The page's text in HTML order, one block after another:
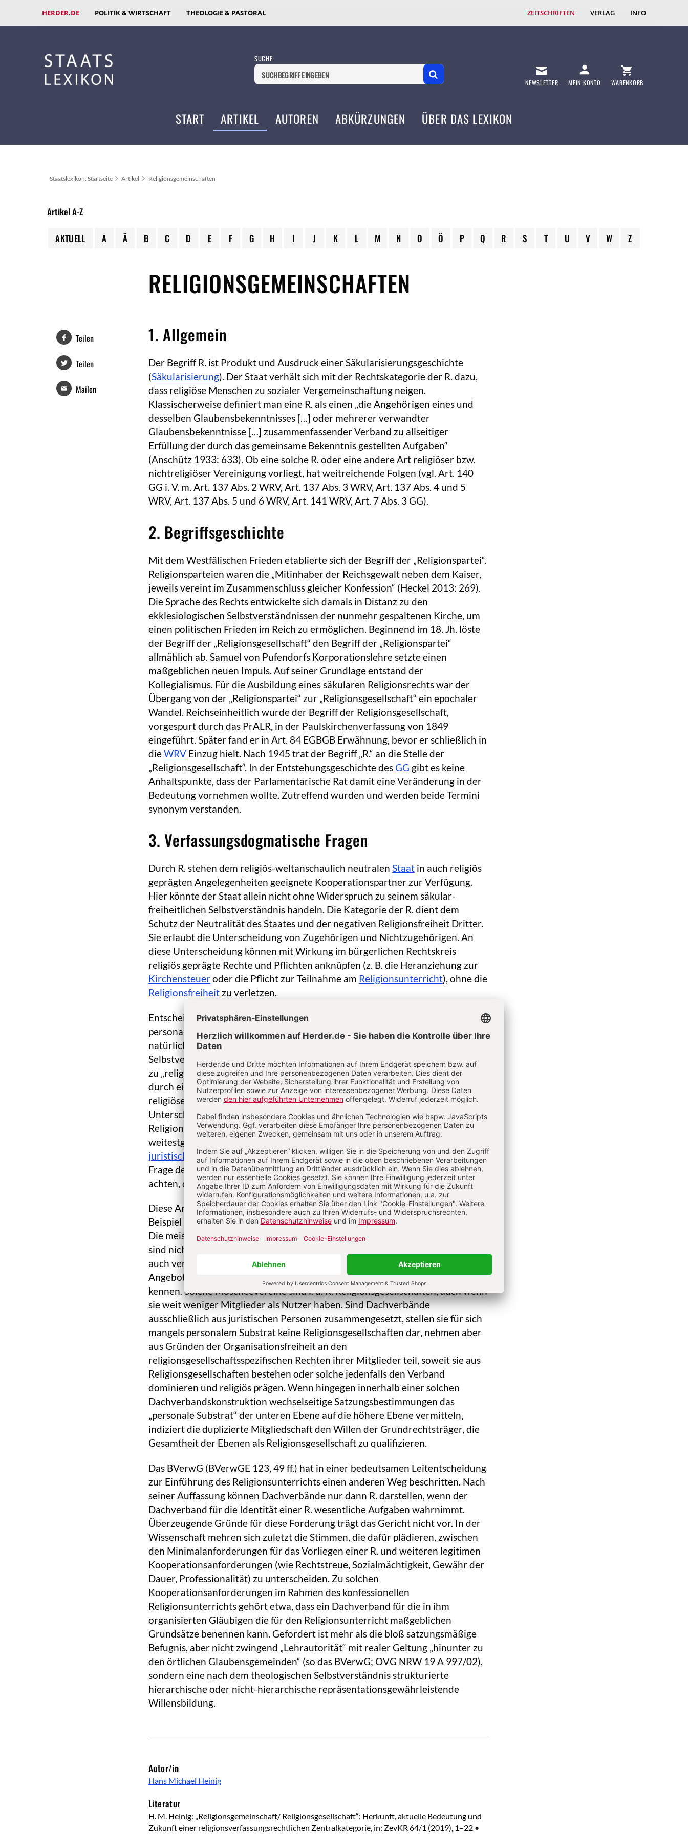
HERDER.DE POLITIK & WIRTSCHAFT THEOLOGIE & PASTORAL ZEITSCHRIFTEN VERLAG INFO
SUCHE
NEWSLETTER MEIN KONTO WARENKORB
START ARTIKEL AUTOREN ABKÜRZUNGEN ÜBER DAS LEXIKON
Staatslexikon: Startseite Artikel Religionsgemeinschaften
Artikel A-Z
AKTUELL A Ä B C D E F G H I J K L M N O Ö P Q R S T U V W Z
RELIGIONSGEMEINSCHAFTEN
1. Allgemein
Der Begriff R. ist Produkt und Ausdruck einer Säkularisierungsgeschichte
(Säkularisierung). Der Staat verhält sich mit der Rechtskategorie der R. dazu,
dass religiöse Menschen zu sozialer Vergemeinschaftung neigen.
Klassischerweise definiert man eine R. als einen „die Angehörigen eines und
desselben Glaubensbekenntnisses […] oder mehrerer verwandter
Glaubensbekenntnisse […] zusammenfassender Verband zu allseitiger
Erfüllung der durch das gemeinsame Bekenntnis gestellten Aufgaben“
(Anschütz 1933: 633). Ob eine solche R. oder eine andere Art religiöser bzw.
nichtreligiöser Vereinigung vorliegt, hat weitreichende Folgen (vgl. Art. 140
GG i. V. m. Art. 137 Abs. 2 WRV, Art. 137 Abs. 3 WRV, Art. 137 Abs. 4 und 5
WRV, Art. 137 Abs. 5 und 6 WRV, Art. 141 WRV, Art. 7 Abs. 3 GG).
2. Begriffsgeschichte
Mit dem Westfälischen Frieden etablierte sich der Begriff der „Religionspartei“.
Religionsparteien waren die „Mitinhaber der Reichsgewalt neben dem Kaiser,
jeweils vereint im Zusammenschluss gleicher Konfession“ (Heckel 2013: 269).
Die Sprache des Rechts entwickelte sich damals in Distanz zu den
ekklesiologischen Selbstverständnissen der nunmehr gespaltenen Kirche, um
einen politischen Frieden im Reich zu ermöglichen. Beginnend im 18. Jh. löste
der Begriff der „Religionsgesellschaft“ den Begriff der „Religionspartei“
allmählich ab. Samuel von Pufendorfs Korporationslehre setzte einen
maßgeblichen neuen Impuls. Auf seiner Grundlage entstand der
Kollegialismus. Für die Ausbildung eines säkularen Religionsrechts war der
Übergang von der „Religionspartei“ zur „Religionsgesellschaft“ ein epochaler
Wandel. Reichseinheitlich wurde der Begriff der Religionsgesellschaft,
vorgespurt durch das PrALR, in der Paulskirchenverfassung von 1849
eingeführt. Später fand er in Art. 84 EGBGB Erwähnung, bevor er schließlich in
dieWRVEinzug hielt. Nach 1945 trat der Begriff „R.“ an die Stelle der
„Religionsgesellschaft“. In der Entstehungsgeschichte desGG gibt es keine
Anhaltspunkte, dass der Parlamentarische Rat damit eine Veränderung in der
Bedeutung vornehmen wollte. Zutreffend wurden und werden beide Termini
synonym verstanden.
3. Verfassungsdogmatische Fragen
Durch R. stehen dem religiös-weltanschaulich neutralen Staatin auch religiös
geprägten Angelegenheiten geeignete Kooperationspartner zur Verfügung.
Hier könnte der Staat allein nicht ohne Widerspruch zu seinem säkular-
freiheitlichen Selbstverständnis handeln. Die Kategorie der R. dient dem
Schutz der Neutralität des Staates und der negativen Religionsfreiheit Dritter.
Sie erlaubt die Unterscheidung von Zugehörigen und Nichtzugehörigen. An
diese Unterscheidung können mit Wirkung im bürgerlichen Rechtskreis
religiös geprägte Rechte und Pflichten anknüpfen (z. B. die Heranziehung zur
Kirchensteueroder die Pflicht zur Teilnahme am Religionsunterricht), ohne die
Religionsfreiheitzu verletzen.
Entscheidend für die Klärung von Zugehörigkeitsfragen ist das Vorliegen eines
personalen „Substrats“ und damit untechnisch gesprochen die Mitgliedschaft
natürlicher Personen. Zudem muss sich eine R. nach plausibilisierbarem
Selbstverständnis primär religiösen Angelegenheiten widmen. In Abgrenzung
zu „religiösen Vereinen“ (Art. 140 GG i. V. m. Art. 138 WRV) zeichnen sich R.
durch eine allseitige Religionspflege aus, während religiöse Vereine nur
religiösen Partikularzwecken zu dienen bestimmt sind. Bei der genauen
Unterscheidung sind exkludierende Effekte zu vermeiden. In manchen
Religionskulturen ist eine Verkorporierung für das religiöse Leben
weitestgehend entbehrlich. Die Existenz einer religiösen Zwecken dienenden
juristischen Personist je nach religiöser Überzeugung ausschließlich eine
Frage der Praktikabilität, also nicht heilsnotwendig. Deshalb ist darauf zu
achten, den Begriff der R. hinreichend säkular, neutral und inklusiv zu fassen.
Diese Anforderung bereitet der Rechtspraxis Schwierigkeiten, wie man am
Beispiel islamischer Dachverbände (Islamische Organisationen
Die meisten derjenigen in Deutschland, die sich selbst als Muslime bezeichnen,
sind nicht Mitglied einer religiösen Vereinigung. Sie besuchen eine oder oft
auch verschiedene Moscheen und nutzen deren Angebote. Träger solcher
Angebote sind i. d. R. Moscheevereine, die natürliche Personen als Mitglieder
kennen. Solche Moscheevereine sind i. d. R. Religionsgesellschaften, auch wenn
sie weit weniger Mitglieder als Nutzer haben. Sind Dachverbände
ausschließlich aus juristischen Personen zusammengesetzt, stellen sie für sich
mangels personalem Substrat keine Religionsgesellschaften dar, nehmen aber
aus Gründen der Organisationsfreiheit an den
religionsgesellschaftsspezifischen Rechten ihrer Mitglieder teil, soweit sie aus
Religionsgesellschaften bestehen oder solche jedenfalls den Verband
dominieren und religiös prägen. Wenn hingegen innerhalb einer solchen
Dachverbandskonstruktion wechselseitige Satzungsbestimmungen das
„personale Substrat“ der unteren Ebene auf die höhere Ebene vermitteln,
indiziert die duplizierte Mitgliedschaft den Willen der Grundrechtsträger, die
Gesamtheit der Ebenen als Religionsgesellschaft zu qualifizieren.
Das BVerwG (BVerwGE 123, 49 ff.) hat in einer bedeutsamen Leitentscheidung
zur Einführung des Religionsunterrichts einen anderen Weg beschritten. Nach
seiner Auffassung können Dachverbände nur dann R. darstellen, wenn der
Dachverband für die Identität einer R. wesentliche Aufgaben wahrnimmt.
Überzeugende Gründe für diese Forderung trägt das Gericht nicht vor. In der
Wissenschaft mehren sich zuletzt die Stimmen, die dafür plädieren, zwischen
den Minimalanforderungen für das Vorliegen einer R. und weiteren legitimen
Kooperationsanforderungen (wie Rechtstreue, Sozialmächtigkeit, Gewähr der
Dauer, Professionalität) zu unterscheiden. Zu solchen
Kooperationsanforderungen im Rahmen des konfessionellen
Religionsunterrichts gehört etwa, dass ein Dachverband für die in ihm
organisierten Gläubigen die für den Religionsunterricht maßgeblichen
Grundsätze benennen kann. Gefordert ist mehr als die bloß satzungsmäßige
Befugnis, aber nicht zwingend „Lehrautorität“ mit realer Geltung „hinunter zu
den örtlichen Glaubensgemeinden“ (so das BVerwG; OVG NRW 19 A 997/02),
sondern eine nach dem theologischen Selbstverständnis strukturierte
hierarchische oder nicht-hierarchische repräsentationsgewährleistende
Willensbildung.
Autor/in
Hans Michael Heinig
Literatur
H. M. Heinig: „Religionsgemeinschaft/ Religionsgesellschaft“: Herkunft, aktuelle Bedeutung und
Zukunft einer religionsverfassungsrechtlichen Zentralkategorie, in: ZevKR 64/1 (2019), 1–22 •
Teilen
Teilen
Mailen